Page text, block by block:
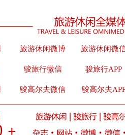
旅游休闲微博 旅游休闲微
骏旅行微信 骏旅行APP
骏高尔夫微信 骏高尔夫